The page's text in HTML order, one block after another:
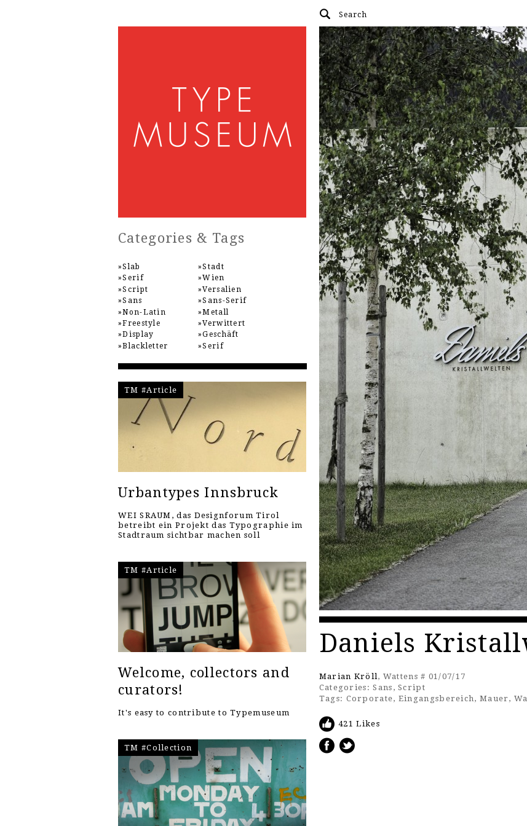
Daniels
Marian Kröll, Wattens # 01/07/17
Categories: Sans ,Script
Tags: Corporate, Eingangsbereich, Mauer ,
421 Likes
Categories & Tags
Slab
Serif
Script
Sans
Non-Latin
Freestyle
Display
Blackletter
Stadt
Wien
Versalien
Sans-Serif
Metall
Verwittert
Geschäft
Serif
TM #Article
Urbantypes Innsbruck
WEI SRAUM, das Designforum Tirol
betreibt ein Projekt das Typographie im
Stadtraum sichtbar machen soll
TM #Article
Welcome, collectors and
curators!
It's easy to contribute to Typemuseum
TM #Collection